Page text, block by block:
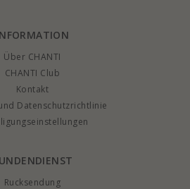
Über CHANTI
CHANTI Club
Kontakt
Datenschutzrichtlinie
Rucksendung